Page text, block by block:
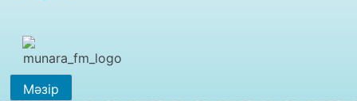
Мәзір